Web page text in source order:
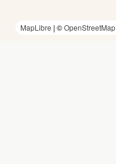
MapLibre | ©OpenStreetMap